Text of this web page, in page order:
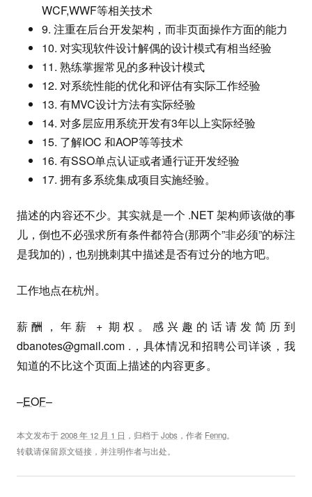
WCF,WWF等相关技术
9. 注重在后台开发架构，而非页面操作方面的能力
10. 对实现软件设计解偶的设计模式有相当经验
11. 熟练掌握常见的多种设计模式
12. 对系统性能的优化和评估有实际工作经验
13. 有MVC设计方法有实际经验
14. 对多层应用系统开发有3年以上实际经验
15. 了解IOC 和AOP等等技术
16. 有SSO单点认证或者通行证开发经验
17. 拥有多系统集成项目实施经验。
描述的内容还不少。其实就是一个 .NET 架构师该做的事
儿，倒也不必强求所有条件都符合(那两个”非必须”的标注
是我加的)，也别挑刺其中描述是否有过分的地方吧。
工作地点在杭州。
薪酬，年薪 + 期权。感兴趣的话请发简历到
dbanotes@gmail.com .，具体情况和招聘公司详谈，我
知道的不比这个页面上描述的内容更多。
–EOF–
本文发布于2008 年 12 月 1 日 ，归档于Jobs ，作者 Fenng。
转载请保留原文链接，并注明作者与出处。